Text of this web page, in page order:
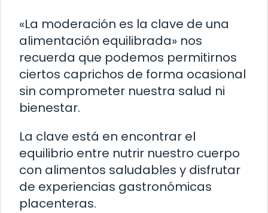
«La moderación es la clave de una
alimentación equilibrada» nos
recuerda que podemos permitirnos
ciertos caprichos de forma ocasional
sin comprometer nuestra salud ni
bienestar.
La clave está en encontrar el
equilibrio entre nutrir nuestro cuerpo
con alimentos saludables y disfrutar
de experiencias gastronómicas
placenteras.